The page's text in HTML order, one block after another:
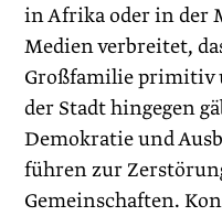
in Afrika oder in der
Medien verbreitet,
Großfamilie primitiv
der Stadt hingegen
Demokratie und
führen zur
Gemeinschaften.